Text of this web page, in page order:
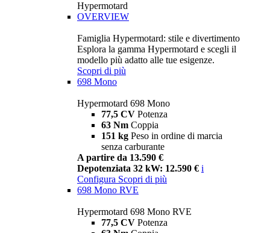
Hypermotard
OVERVIEW
Famiglia Hypermotard: stile e divertimento
Esplora la gamma Hypermotard e scegli il
modello più adatto alle tue esigenze.
Scopri di più
698 Mono
Hypermotard 698 Mono
77,5 CV Potenza
63 Nm Coppia
151 kg Peso in ordine di marcia
senza carburante
A partire da 13.590 €
Depotenziata 32 kW: 12.590 € i
Configura Scopri di più
698 Mono RVE
Hypermotard 698 Mono RVE
77,5 CV Potenza